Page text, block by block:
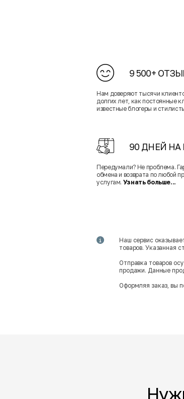
9 500+
Нам доверяют тысячи
долгих лет, как постоянные
известные блогеры и
90 ДНЕЙ НА
Передумали? Не проблема.
обмена и возврата по любой
услугам. Узнать больше...
Наш сервис
товаров. Указанная
Отправка товаров
продажи. Данные
Оформляя заказ, вы